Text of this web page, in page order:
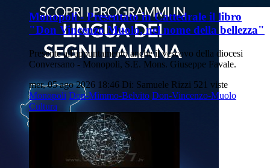
Monopoli - Presentato in Cattedrale il libro
"Don Vincenzo Muolo, nel nome della bellezza"
Presente all'appuntamento anche il vescovo della diocesi
Conversano - Monopoli, S.E. Mons. Giuseppe Favale.
mer, 05 ago 2026 18:46 Di: Samuele Rizzi 521 viste
Monopoli Don-Mimmo-Belvito Don-Vincenzo-Muolo
Cultura